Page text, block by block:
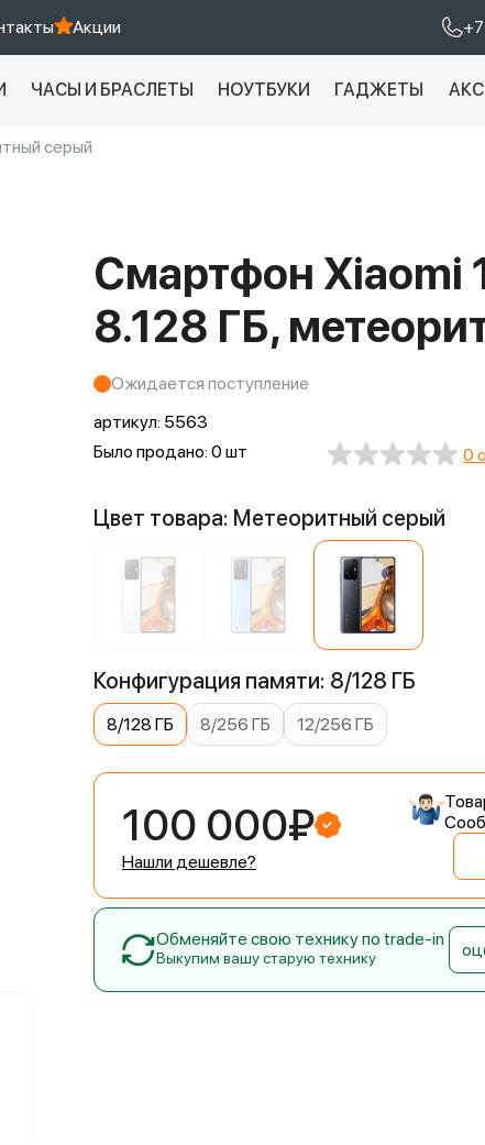
Акции
ЧАСЫ И БРАСЛЕТЫ НОУТБУКИ ГАДЖЕТЫ
серый
Смартфон Xiaomi
8.128 ГБ,
Ожидается поступление
артикул: 5563
Было продано: 0 шт
0
Цвет товара: Метеоритный серый
Конфигурация памяти: 8/128 ГБ
8/128 ГБ 8/256 ГБ 12/256 ГБ
100 000₽
Нашли дешевле?
Обменяйте свою технику по trade-in
Выкупим вашу старую технику